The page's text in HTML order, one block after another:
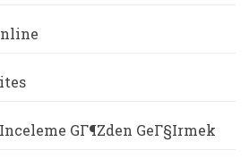
GГ¶zden GeГ§irmek